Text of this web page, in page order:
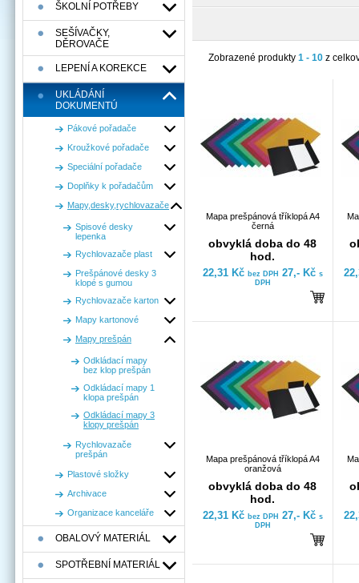
ŠKOLNÍ POTŘEBY
SEŠÍVAČKY,
DĚROVAČE
LEPENÍ A KOREKCE
UKLÁDÁNÍ
DOKUMENTÚ
Pákové pořadače
Kroužkové pořadače
Speciální pořadače
Doplňky k pořadačům
Mapy,desky,rychlovazače
Spisové desky
lepenka
Rychlovazače plast
Prešpánové desky 3
klopé s gumou
Rychlovazače karton
Mapy kartonové
Mapy prešpán
Odkládací mapy
bez klop prešpán
Odkládací mapy 1
klopa prešpán
Odkládací mapy 3
klopy prešpán
Rychlovazače
prešpán
Plastové složky
Archivace
Organizace kanceláře
OBALOVÝ MATERIÁL
SPOTŘEBNÍ MATERIÁL
Zobrazené produkty 1 - 10 z
Mapa prešpánová tříklopá A4
černá
obvyklá doba do 48
hod.
22,31 Kč bez DPH 27,- Kč s
DPH
Mapa prešpánová tříklopá A4
oranžová
obvyklá doba do 48
hod.
22,31 Kč bez DPH 27,- Kč s
DPH